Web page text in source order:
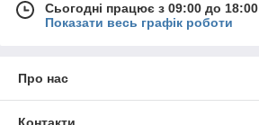
Сьогодні працює з 09:00 до 18:00
Показати весь графік роботи
Про нас